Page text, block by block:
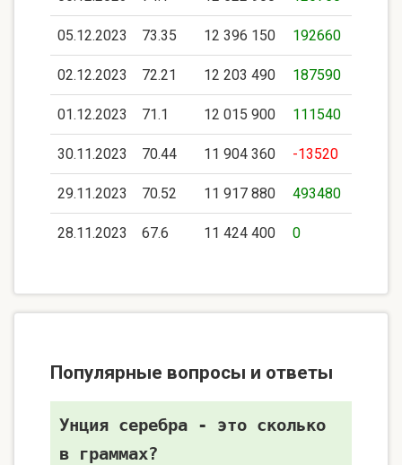
05.12.2023 73.35 12 396 150 192660
02.12.2023 72.21 12 203 490 187590
01.12.2023 71.1 12 015 900 111540
30.11.2023 70.44 11 904 360 -13520
29.11.2023 70.52 11 917 880 493480
28.11.2023 67.6 11 424 400 0
Популярные вопросы и ответы
Унция серебра - это сколько
в граммах?